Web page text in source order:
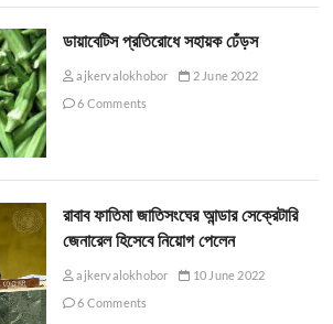
ডায়াবেটিস প্রতিরোধে সহায়ক ঢেঁড়স
ajkervalokhobor
2 June 2022
6 Comments
রাবাব ফাতিমা জাতিসংঘের আন্ডার সেক্রেটারি
জেনারেল হিসেবে নিয়োগ পেলেন
ajkervalokhobor
10 June 2022
6 Comments